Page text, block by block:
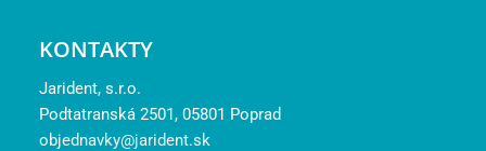
KONTAKTY
Jarident, s.r.o.
Podtatranská 2501, 05801 Poprad
objednavky@jarident.sk